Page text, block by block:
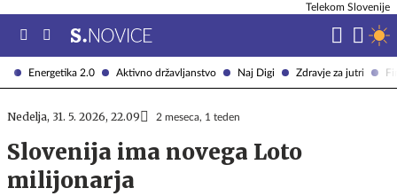
Energetika 2.0 Aktivno državljanstvo Naj Digi Zdravje za jutri
Telekom Slovenije
Nedelja, 31. 5. 2026, 22.09 2 meseca, 1 teden
Slovenija ima novega Loto
milijonarja